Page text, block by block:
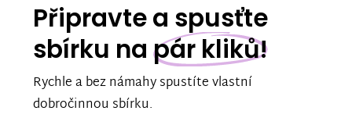
Připravte a spusťte
sbírku na pár kliků!
Rychle a bez námahy spustíte vlastní
dobročinnou sbírku.